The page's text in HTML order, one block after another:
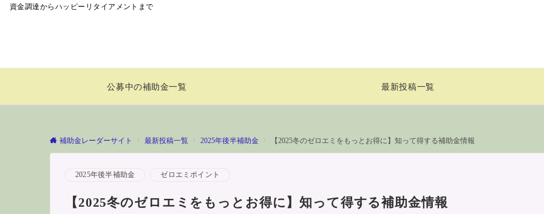
資金調達からハッピーリタイアメントまで
公募中の補助金一覧 最新投稿一覧
補助金レーダーサイト 最新投稿一覧 2025年後半補助金 【2025冬のゼロエミをもっとお得に】知って得する補助金情報
2025年後半補助金 ゼロエミポイント
【2025冬のゼロエミをもっとお得に】知って得する補助金情報